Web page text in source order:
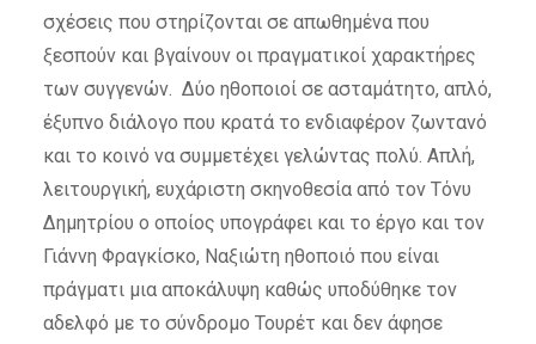
σχέσεις που στηρίζονται σε απωθημένα που
ξεσπούν και βγαίνουν οι πραγματικοί χαρακτήρες
των συγγενών. Δύο ηθοποιοί σε ασταμάτητο, απλό,
έξυπνο διάλογο που κρατά το ενδιαφέρον ζωντανό
και το κοινό να συμμετέχει γελώντας πολύ. Απλή,
λειτουργική, ευχάριστη σκηνοθεσία από τον Τόνυ
Δημητρίου ο οποίος υπογράφει και το έργο και τον
Γιάννη Φραγκίσκο, Ναξιώτη ηθοποιό που είναι
πράγματι μια αποκάλυψη καθώς υποδύθηκε τον
αδελφό με το σύνδρομο Τουρέτ και δεν άφησε